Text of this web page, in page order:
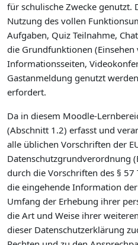
für schulische Zwecke genutzt.
Nutzung des vollen
Aufgaben, Quiz Teilnahme,
die Grundfunktionen (Einsehen
Informationsseiten,
Gastanmeldung genutzt
erfordert.
Da in diesem Moodle-
(Abschnitt 1.2) erfasst und
alle üblichen Vorschriften der
Datenschutzgrundverordnung
durch die Vorschriften des § 57
die eingehende Information
Umfang der Erhebung ihrer
die Art und Weise ihrer
dieser Datenschutzerklärung